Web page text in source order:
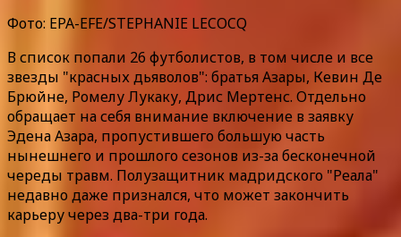
Фото: EPA-EFE/STEPHANIE LECOCQ
В список попали 26 футболистов, в том числе и все
звезды "красных дьяволов": братья Азары, Кевин Де
Брюйне, Ромелу Лукаку, Дрис Мертенс. Отдельно
обращает на себя внимание включение в заявку
Эдена Азара, пропустившего большую часть
нынешнего и прошлого сезонов из-за бесконечной
череды травм. Полузащитник мадридского "Реала"
недавно даже признался, что может закончить
карьеру через два-три года.